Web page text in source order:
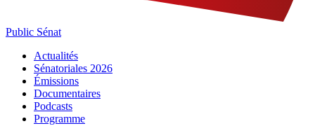
Public Sénat
Actualités
Sénatoriales 2026
Émissions
Documentaires
Podcasts
Programme